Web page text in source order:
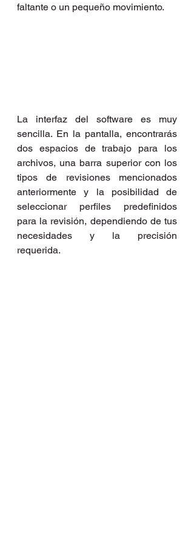
faltante o un pequeño movimiento.
La interfaz del software es muy
sencilla. En la pantalla, encontrarás
dos espacios de trabajo para los
archivos, una barra superior con los
tipos de revisiones mencionados
anteriormente y la posibilidad de
seleccionar perfiles predefinidos
para la revisión, dependiendo de tus
necesidades y la precisión
requerida.